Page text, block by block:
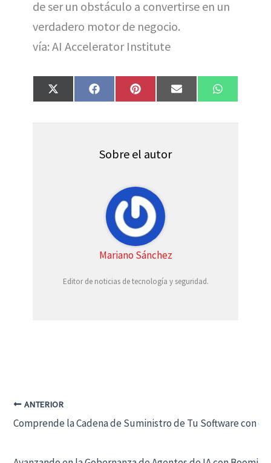
de ser un obstáculo a convertirse en un
verdadero motor de negocio.
vía: AI Accelerator Institute
Compartir
en
X
(
w
Compartir
en
F
a
e
o
k
Compartir
en
P
i
t
e
s
Compartir
en
E
m
i
Compartir
en
W
h
t
Sobre el autor
Mariano Sánchez
Editor de noticias de tecnología y seguridad.
ANTERIOR
Comprende la Cadena de Suministro de Tu Software con